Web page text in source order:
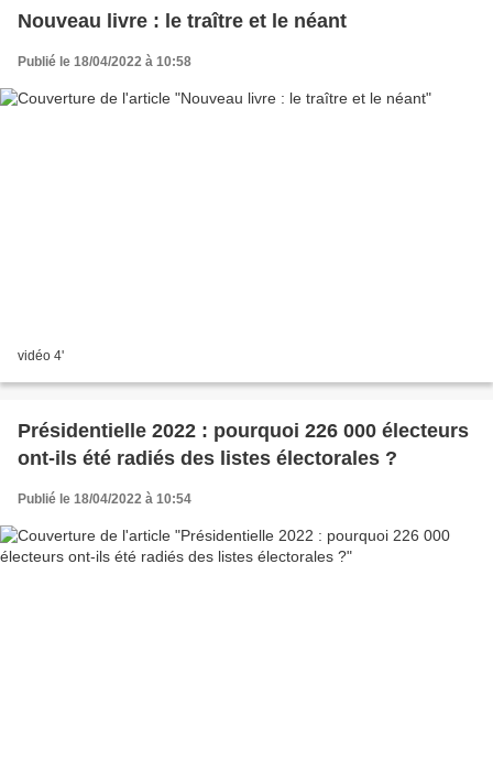
Nouveau livre : le traître et le néant
Publié le 18/04/2022 à 10:58
vidéo 4'
Présidentielle 2022 : pourquoi 226 000 électeurs
ont-ils été radiés des listes électorales ?
Publié le 18/04/2022 à 10:54